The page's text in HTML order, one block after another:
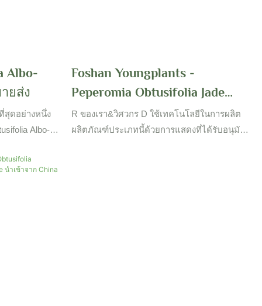
Albo-
ยส่ง
ดอย่างหนึ่ง
Albo-
ากมายซึ่ง
านได้อย่าง
Foshan Youngplants -
Peperomia Obtusifolia Jade
Plant Nursery Loresale
Loresale นำเข้าจาก China
R ของเรา&วิศวกร D ใช้เทคโนโลยีในการผลิต
ผลิตภัณฑ์ประเภทนี้ด้วยการแสดงที่ได้รับอนุมัติ